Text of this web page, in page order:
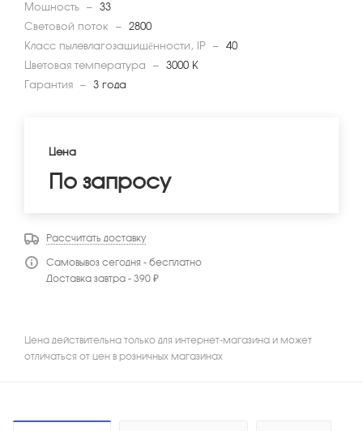
Мощность — 33
Световой поток
— 2800
Класс пылевлагозащищённости, IP — 40
Цветовая температура
— 3000 К
Гарантия — 3 года
Цена
По запросу
Рассчитать доставку
Самовывоз сегодня - бесплатно
Доставка завтра - 390 ₽
Цена действительна только для интернет-магазина и может
отличаться от цен в розничных магазинах